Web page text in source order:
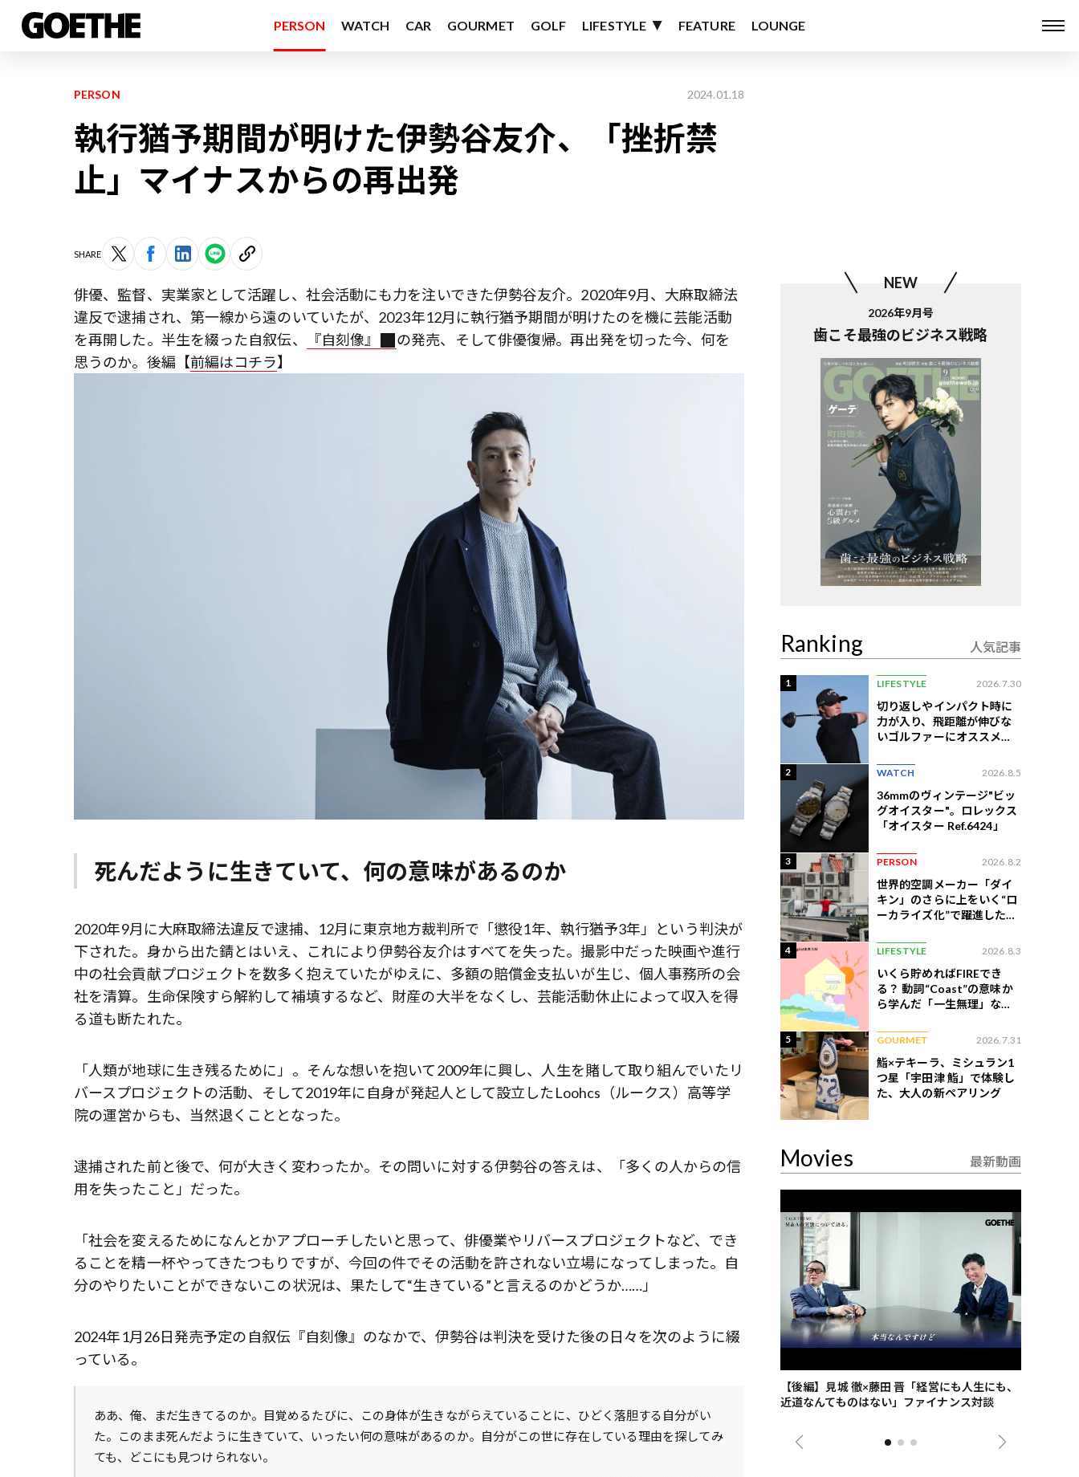
PERSON WATCH CAR GOURMET GOLF LIFESTYLE FEATURE LOUNGE
PERSON 2024.01.18
執行猶予期間が明けた伊勢谷友介、「挫折禁
止」マイナスからの再出発
SHARE
俳優、監督、実業家として活躍し、社会活動にも力を注いできた伊勢谷友介。2020年9月、大麻取締法
違反で逮捕され、第一線から遠のいていたが、2023年12月に執行猶予期間が明けたのを機に芸能活動
を再開した。半生を綴った自叙伝、
『自刻像』
の発売、そして俳優復帰。再出発を切った今、何を
思うのか。後編【前編はコチラ】
死んだように生きていて、何の意味があるのか
2020年9月に大麻取締法違反で逮捕、12月に東京地方裁判所で「懲役1年、執行猶予3年」という判決が
下された。身から出た錆とはいえ、これにより伊勢谷友介はすべてを失った。撮影中だった映画や進行
中の社会貢献プロジェクトを数多く抱えていたがゆえに、多額の賠償金支払いが生じ、個人事務所の会
社を清算。生命保険すら解約して補填するなど、財産の大半をなくし、芸能活動休止によって収入を得
る道も断たれた。
「人類が地球に生き残るために」。そんな想いを抱いて2009年に興し、人生を賭して取り組んでいたリ
バースプロジェクトの活動、そして2019年に自身が発起人として設立したLoohcs（ルークス）高等学
院の運営からも、当然退くこととなった。
逮捕された前と後で、何が大きく変わったか。その問いに対する伊勢谷の答えは、「多くの人からの信
用を失ったこと」だった。
「社会を変えるためになんとかアプローチしたいと思って、俳優業やリバースプロジェクトなど、でき
ることを精一杯やってきたつもりですが、今回の件でその活動を許されない立場になってしまった。自
分のやりたいことができないこの状況は、果たして“生きている”と言えるのかどうか……」
2024年1月26日発売予定の自叙伝『自刻像』のなかで、伊勢谷は判決を受けた後の日々を次のように綴
っている。
ああ、俺、まだ生きてるのか――。目覚めるたびに、この身体が生きながらえていることに、ひどく落胆する自分がい
た。このまま死んだように生きていて、いったい何の意味があるのか。自分がこの世に存在している理由を探してみ
ても、どこにも見つけられない。
NEW
2026年9月号
歯こそ最強のビジネス戦略
Ranking 人気記事
1 LIFESTYLE 2026.7.30
切り返しやインパクト時に
力が入り、飛距離が伸びな
いゴルファーにオススメの
2 WATCH 2026.8.5
36mmのヴィンテージ"ビッ
グオイスター"。ロレックス
「オイスター Ref.6424」
3 PERSON 2026.8.2
世界的空調メーカー「ダイ
キン」のさらに上をいく“ロ
ーカライズ化”で躍進したイ
4 LIFESTYLE 2026.8.3
いくら貯めればFIREでき
る？ 動詞“Coast”の意味か
ら学んだ「一生無理」な切
5 GOURMET 2026.7.31
鮨×テキーラ、ミシュラン1
つ星「宇田津 鮨」で体験し
た、大人の新ペアリング
Movies 最新動画
【後編】見城 徹×藤田 晋「経営にも人生にも、
近道なんてものはない」ファイナンス対談